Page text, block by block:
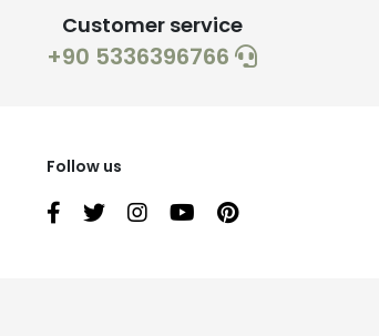
Customer service
+90 5336396766
Follow us